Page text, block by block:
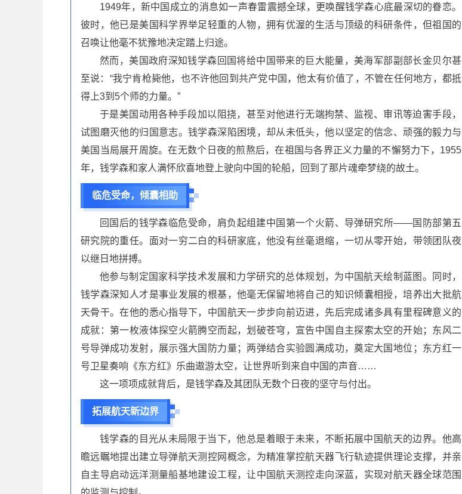
1949年，新中国成立的消息如一声春雷震撼全球，更唤醒钱学森心底最深切的眷恋。
彼时，他已是美国科学界举足轻重的人物，拥有优渥的生活与顶级的科研条件，但祖国的
召唤让他毫不犹豫地决定踏上归途。
然而，美国政府深知钱学森回国将给中国带来的巨大能量，美海军部副部长金贝尔甚
至说：“我宁肯枪毙他，也不许他回到共产党中国，他太有价值了，不管在任何地方，都抵
得上3到5个师的力量。”
于是美国动用各种手段加以阻挠，甚至对他进行无端拘禁、监视、审讯等迫害手段，
试图磨灭他的归国意志。钱学森深陷困境，却从未低头，他以坚定的信念、顽强的毅力与
美国当局展开周旋。在无数个日夜的煎熬后，在祖国与各界正义力量的不懈努力下，1955
年，钱学森和家人满怀欣喜地登上驶向中国的轮船，回到了那片魂牵梦绕的故土。
临危受命，倾囊相助
回国后的钱学森临危受命，肩负起组建中国第一个火箭、导弹研究所——国防部第五
研究院的重任。面对一穷二白的科研家底，他没有丝毫退缩，一切从零开始，带领团队夜
以继日地拼搏。
他参与制定国家科学技术发展和力学研究的总体规划，为中国航天绘制蓝图。同时，
钱学森深知人才是事业发展的根基，他毫无保留地将自己的知识倾囊相授，培养出大批航
天骨干。在他的悉心指导下，中国航天一步步向前迈进，先后完成诸多具有里程碑意义的
成就：第一枚液体探空火箭腾空而起，划破苍穹，宣告中国自主探索太空的开始；东风二
号导弹成功发射，展示强大国防力量；两弹结合实验圆满成功，奠定大国地位；东方红一
号卫星奏响《东方红》乐曲遨游太空，让世界听到来自中国的声音……
这一项项成就背后，是钱学森及其团队无数个日夜的坚守与付出。
拓展航天新边界
钱学森的目光从未局限于当下，他总是着眼于未来，不断拓展中国航天的边界。他高
瞻远瞩地提出建立导弹航天测控网概念，为精准掌控航天器飞行轨迹提供理论支撑，并亲
自主导启动远洋测量船基地建设工程，让中国航天测控走向深蓝，实现对航天器全球范围